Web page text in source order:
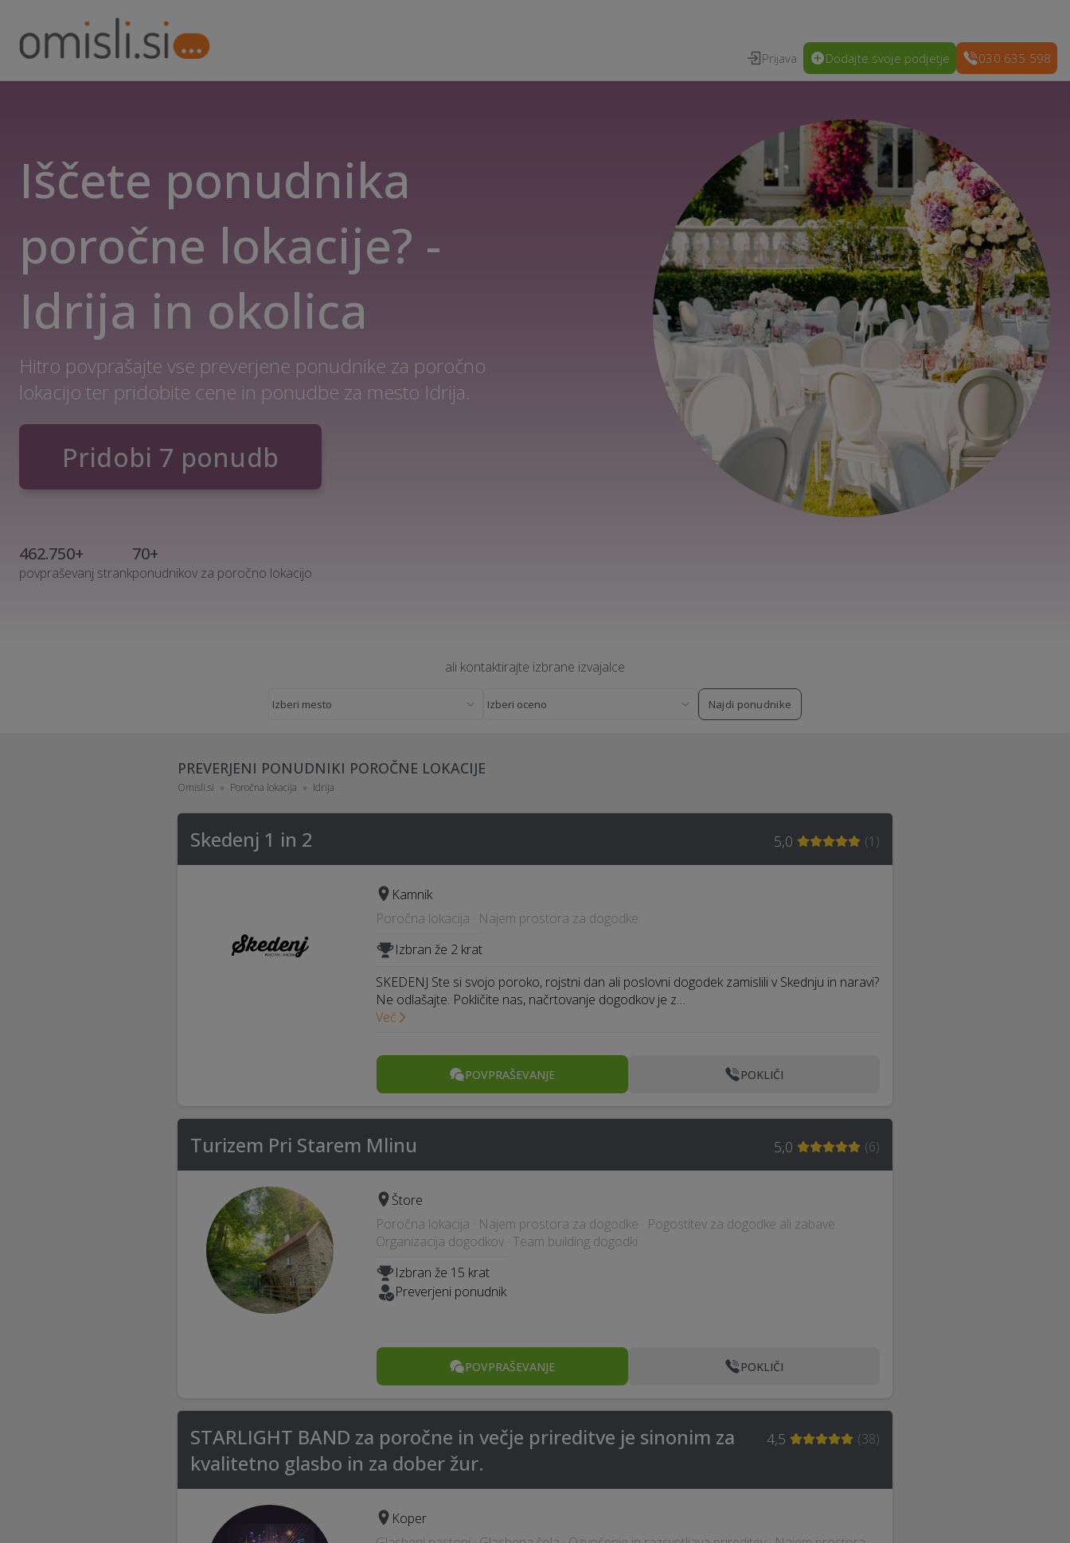
Prijava Dodajte svoje podjetje 030 635 598
Iščete ponudnika
poročne lokacije? -
Idrija in okolica
Hitro povprašajte vse preverjene ponudnike za poročno
lokacijo ter pridobite cene in ponudbe za mesto Idrija.
Pridobi 7 ponudb
462.750+
povpraševanj strank
70+
ponudnikov za poročno lokacijo
ali kontaktirajte izbrane izvajalce
Najdi ponudnike
PREVERJENI PONUDNIKI POROČNE LOKACIJE
Omisli.si Poročna lokacija Idrija
Skedenj 1 in 2 5,0 (1 )
Kamnik
Poročna lokacija · Najem prostora za dogodke
Izbran že 2 krat
SKEDENJ Ste si svojo poroko, rojstni dan ali poslovni dogodek zamislili v Skednju in naravi?
Ne odlašajte. Pokličite nas, načrtovanje dogodkov je z…
Več
POVPRAŠEVANJE POKLIČI
Turizem Pri Starem Mlinu 5,0 (6)
Štore
Poročna lokacija · Najem prostora za dogodke · Pogostitev za dogodke ali zabave ·
Organizacija dogodkov · Team building dogodki
Izbran že 15 krat
Preverjeni ponudnik
POVPRAŠEVANJE POKLIČI
STARLIGHT BAND za poročne in večje prireditve je sinonim za
kvalitetno glasbo in za dober žur.
4,5 (38)
Koper